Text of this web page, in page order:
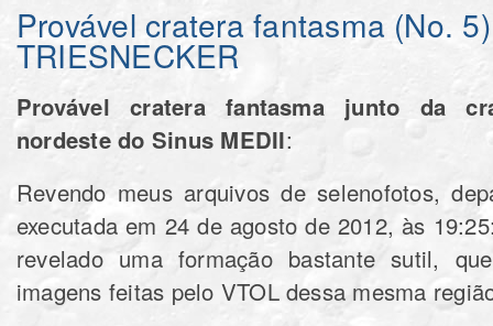
Provável cratera fantasma (No.
TRIESNECKER
Provável cratera fantasma junto da
nordeste do Sinus MEDII:
Revendo meus arquivos de selenofotos,
executada em 24‎ de ‎agosto‎ de ‎2012, ‏‎às 19:25:02 (22:25:02 UT), onde foi
revelado uma formação bastante sutil,
imagens feitas pelo VTOL dessa mesma